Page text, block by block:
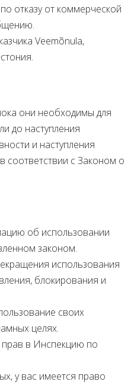
отказу от коммерческой
Veemõnula,
они необходимы для
до наступления
и наступления
соответствии с Законом о
об использовании
законом.
использования
блокирования и
своих
целях.
прав в Инспекцию по
у вас имеется право